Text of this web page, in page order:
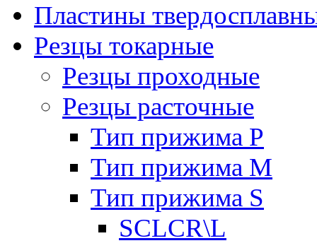
Пластины
Резцы токарные
Резцы проходные
Резцы расточные
Тип прижима P
Тип прижима M
Тип прижима S
SCLCR\L